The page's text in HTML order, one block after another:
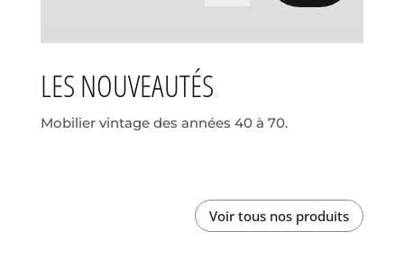
LES NOUVEAUTÉS
Mobilier vintage des années 40 à 70.
Voir tous nos produits